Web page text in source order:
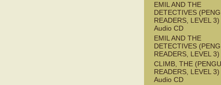
EMIL AND THE
DETECTIVES
READERS, LEVEL
Audio CD
EMIL AND THE
DETECTIVES
READERS, LEVEL
CLIMB, THE
READERS, LEVEL
Audio CD